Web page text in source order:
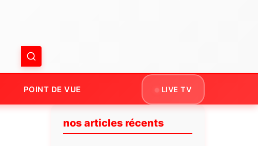
POINT DE VUE LIVE TV
nos articles récents